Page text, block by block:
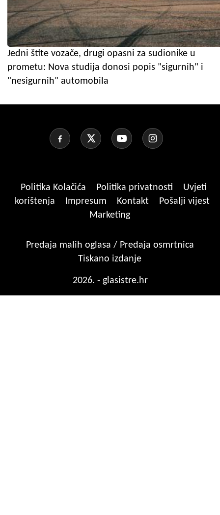
Jedni štite vozače, drugi opasni za sudionike u
prometu: Nova studija donosi popis "sigurnih" i
"nesigurnih" automobila
Politika Kolačića Politika privatnosti
Uvjeti
korištenja
Impresum Kontakt
Pošalji vijest
Marketing
Predaja malih oglasa / Predaja osmrtnica
Tiskano izdanje
2026. - glasistre.hr